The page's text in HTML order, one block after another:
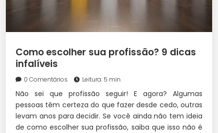
Como escolher sua profissão? 9 dicas
infalíveis
0 Comentários Leitura: 5 min
Não sei que profissão seguir! E agora? Algumas
pessoas têm certeza do que fazer desde cedo, outras
levam anos para decidir. Se você ainda não tem ideia
de como escolher sua profissão, saiba que isso não é